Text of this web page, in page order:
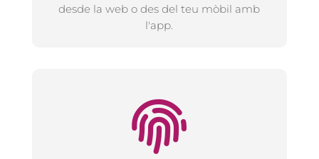
desde la web o des del teu mòbil amb
l'app.